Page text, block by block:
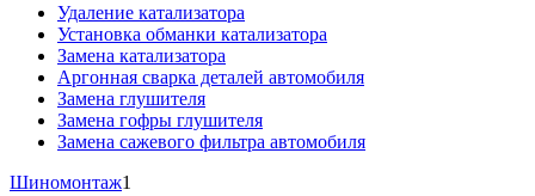
Удаление катализатора
Установка обманки катализатора
Замена катализатора
Аргонная сварка деталей автомобиля
Замена глушителя
Замена гофры глушителя
Замена сажевого фильтра автомобиля
Шиномонтаж1